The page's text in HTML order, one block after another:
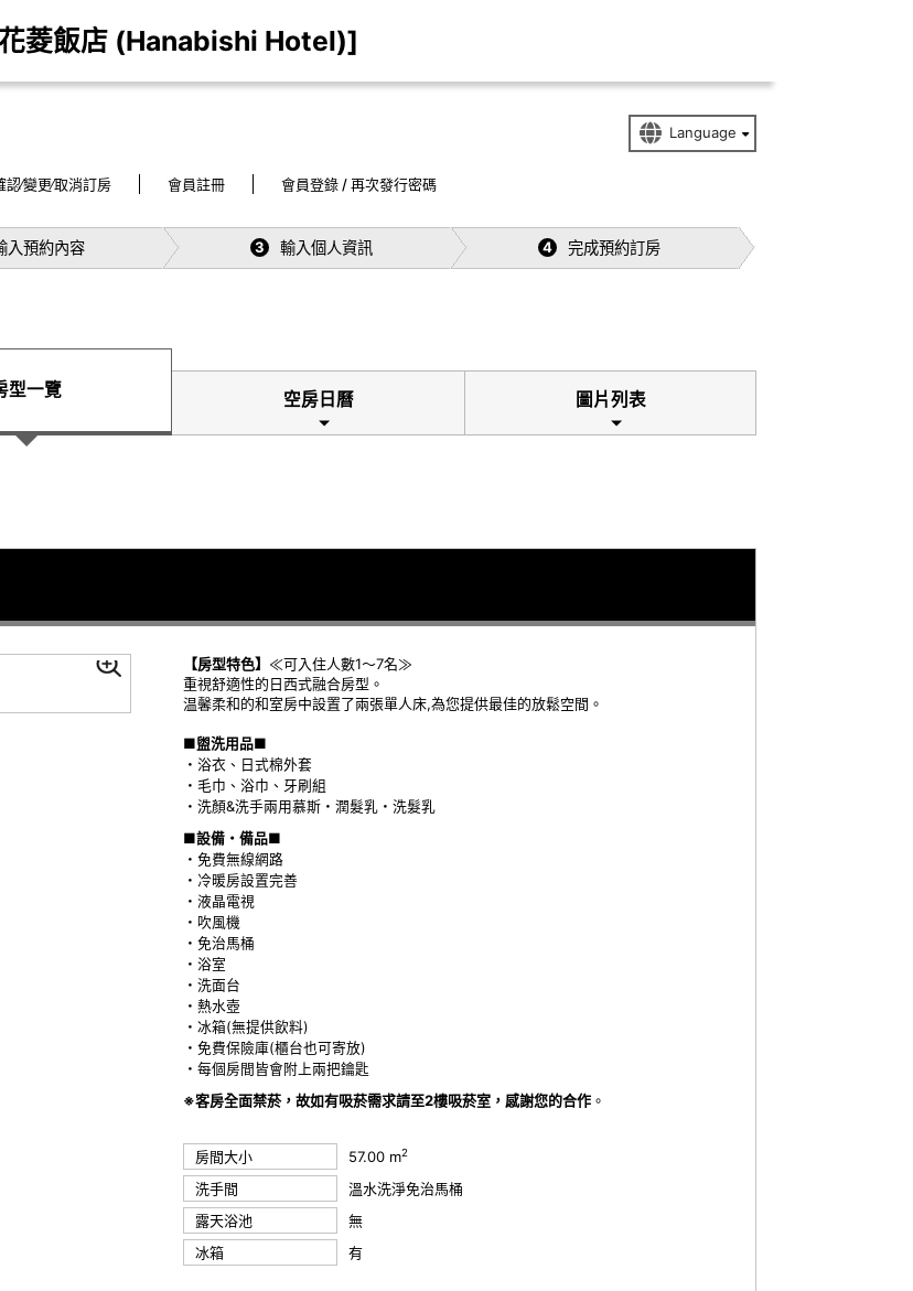
菱飯店 (Hanabishi Hotel)]
認∕變更∕取消訂房 會員註冊 會員登錄 / 再次發行密碼
入預約內容 3 輸入個人資訊 4 完成預約訂房
型一覽 空房日曆 圖片列表
【房型特色】 ≪可入住人數1～7名≫
重視舒適性的日西式融合房型。
温馨柔和的和室房中設置了兩張單人床,為您提供最佳的放鬆空間。
■盥洗用品■
・浴衣、日式棉外套
・毛巾、浴巾、牙刷組
・洗顏&洗手兩用慕斯・潤髮乳・洗髮乳
■設備・備品■
・免費無線網路
・冷暖房設置完善
・液晶電視
・吹風機
・免治馬桶
・浴室
・洗面台
・熱水壺
・冰箱(無提供飲料)
・免費保險庫(櫃台也可寄放)
・每個房間皆會附上兩把鑰匙
※客房全面禁菸，故如有吸菸需求請至2樓吸菸室，感謝您的合作。
房間大小 57.00 m2
洗手間
溫水洗淨免治馬桶
露天浴池
無
冰箱 有